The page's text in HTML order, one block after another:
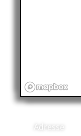
Adresse